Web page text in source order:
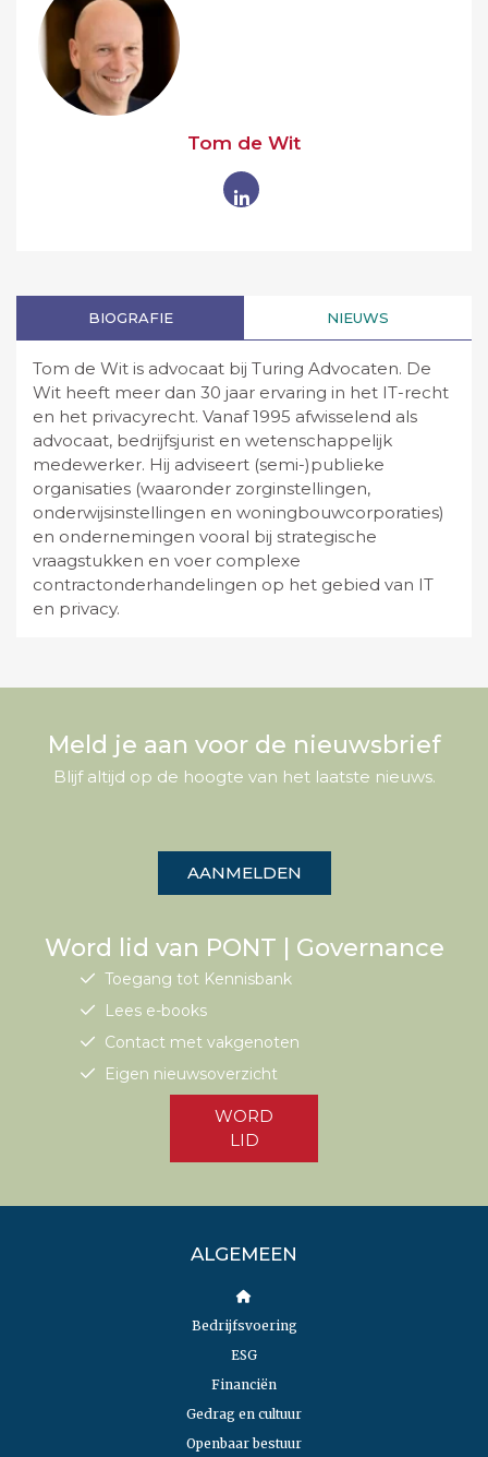
Tom de Wit
BIOGRAFIE NIEUWS
Tom de Wit is advocaat bij Turing Advocaten. De
Wit heeft meer dan 30 jaar ervaring in het IT-recht
en het privacyrecht. Vanaf 1995 afwisselend als
advocaat, bedrijfsjurist en wetenschappelijk
medewerker. Hij adviseert (semi-)publieke
organisaties (waaronder zorginstellingen,
onderwijsinstellingen en woningbouwcorporaties)
en ondernemingen vooral bij strategische
vraagstukken en voer complexe
contractonderhandelingen op het gebied van IT
en privacy.
Meld je aan voor de nieuwsbrief
Blijf altijd op de hoogte van het laatste nieuws.
AANMELDEN
Word lid van PONT | Governance
Toegang tot Kennisbank
Lees e-books
Contact met vakgenoten
Eigen nieuwsoverzicht
WORD
LID
ALGEMEEN
Bedrijfsvoering
ESG
Financiën
Gedrag en cultuur
Openbaar bestuur